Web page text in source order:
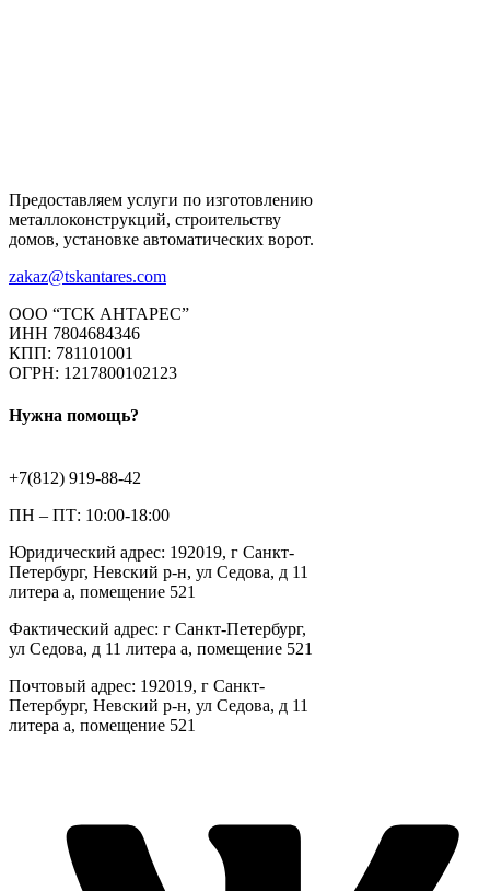
Предоставляем услуги по изготовлению
металлоконструкций, строительству
домов, установке автоматических ворот.
zakaz@tskantares.com
ООО “ТСК АНТАРЕС”
ИНН 7804684346
КПП: 781101001
ОГРН: 1217800102123
Нужна помощь?
+7(812) 919-88-42
ПН – ПТ: 10:00-18:00
Юридический адрес: 192019, г Санкт-
Петербург, Невский р-н, ул Седова, д 11
литера а, помещение 521
Фактический адрес: г Санкт-Петербург,
ул Седова, д 11 литера а, помещение 521
Почтовый адрес: 192019, г Санкт-
Петербург, Невский р-н, ул Седова, д 11
литера а, помещение 521